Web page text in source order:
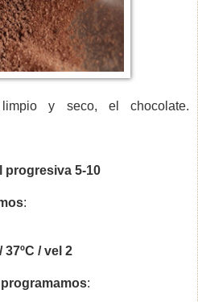
y seco, el chocolate.
progresiva 5-10
:
37ºC / vel 2
programamos: